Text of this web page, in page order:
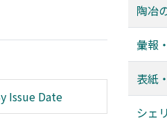
Issue Date
陶冶
彙報
表紙
シェ